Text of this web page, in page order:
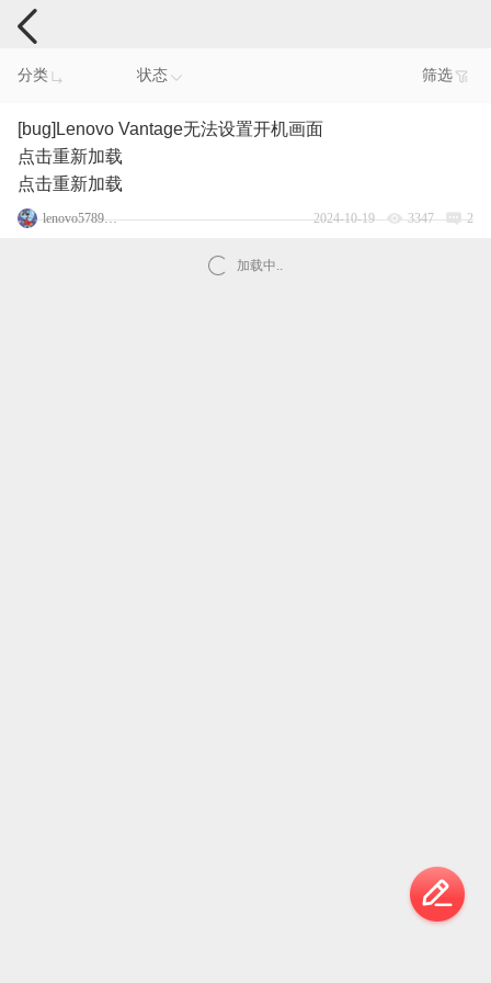
电脑反馈
分类 状态 筛选
[bug]Lenovo Vantage无法设置开机画面
点击重新加载
点击重新加载
lenovo57895438 2024-10-19 3347 2
加载中..